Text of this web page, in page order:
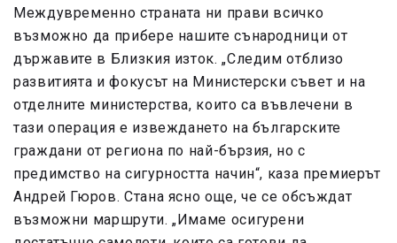
Междувременно страната ни прави всичко
възможно да прибере нашите сънародници от
държавите в Близкия изток. „Следим отблизо
развитията и фокусът на Министерски съвет и на
отделните министерства, които са въвлечени в
тази операция е извеждането на българските
граждани от региона по най-бързия, но с
предимство на сигурността начин“, каза премиерът
Андрей Гюров. Стана ясно още, че се обсъждат
възможни маршрути. „Имаме осигурени